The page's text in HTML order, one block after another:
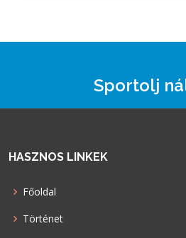
Sportolj
HASZNOS LINKEK
Főoldal
Történet